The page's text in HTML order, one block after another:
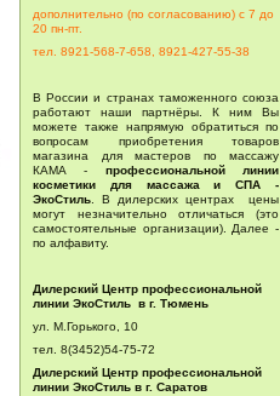
дополнительно (по согласованию) с 7 до
20 пн-пт.
тел. 8921-568-7-658, 8921-427-55-38
В России и странах таможенного союза
работают наши партнёры. К ним Вы
можете также напрямую обратиться по
вопросам приобретения товаров
магазина для мастеров по массажу
КАМА - профессиональной линии
косметики для массажа и СПА -
ЭкоСтиль . В дилерских центрах цены
могут незначительно отличаться (это
самостоятельные организации). Далее -
по алфавиту.
Дилерский Центр профессиональной
линии ЭкоСтиль в г. Тюмень
ул. М.Горького, 10
тел. 8(3452)54-75-72
Дилерский Центр профессиональной
линии ЭкоСтиль в г. Саратов